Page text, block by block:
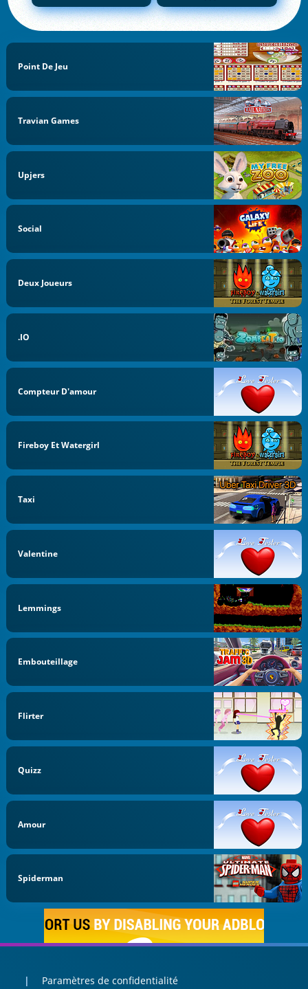
Point De Jeu
Travian Games
Upjers
Social
Deux Joueurs
.IO
Compteur D'amour
Fireboy Et Watergirl
Taxi
Valentine
Lemmings
Embouteillage
Flirter
Quizz
Amour
Spiderman
Paramètres de confidentialité